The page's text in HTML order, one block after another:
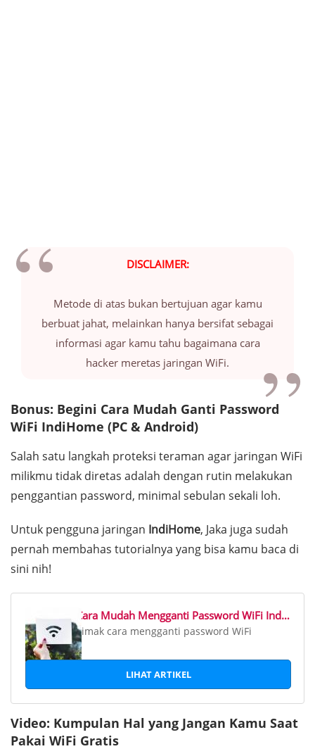
DISCLAIMER:
Metode di atas bukan bertujuan agar kamu
berbuat jahat, melainkan hanya bersifat sebagai
informasi agar kamu tahu bagaimana cara
hacker meretas jaringan WiFi.
Bonus: Begini Cara Mudah Ganti Password
WiFi IndiHome (PC & Android)
Salah satu langkah proteksi teraman agar jaringan WiFi
milikmu tidak diretas adalah dengan rutin melakukan
penggantian password, minimal sebulan sekali loh.
Untuk pengguna jaringan IndiHome, Jaka juga sudah
pernah membahas tutorialnya yang bisa kamu baca di
sini nih!
Cara Mudah Mengganti Password WiFi IndiHome dengan PC & HP Android
Simak cara mengganti password WiFi
IndiHome dan ISP lain lewat HP dan PC di
potensi risiko keamanan koneksimu!
LIHAT ARTIKEL
Video: Kumpulan Hal yang Jangan Kamu Saat
Pakai WiFi Gratis